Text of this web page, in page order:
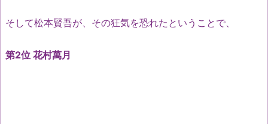
そして松本賢吾が、その狂気を恐れたということで、
第2位 花村萬月